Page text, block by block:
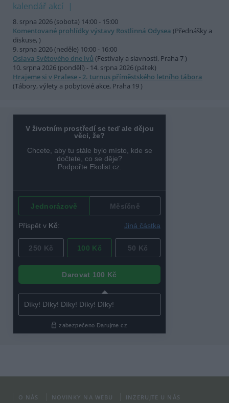
kalendář akcí
8. srpna 2026 (sobota) 14:00 - 15:00
Komentované prohlídky výstavy Rostlinná Odysea (Přednášky a
diskuse, )
9. srpna 2026 (neděle) 10:00 - 16:00
Oslava Světového dne lvů (Festivaly a slavnosti, Praha 7 )
10. srpna 2026 (pondělí) - 14. srpna 2026 (pátek)
Hrajeme si v Pralese - 2. turnus příměstského letního tábora
(Tábory, výlety a pobytové akce, Praha 19 )
O NÁS NOVINKY NA WEBU INZERUJTE U NÁS